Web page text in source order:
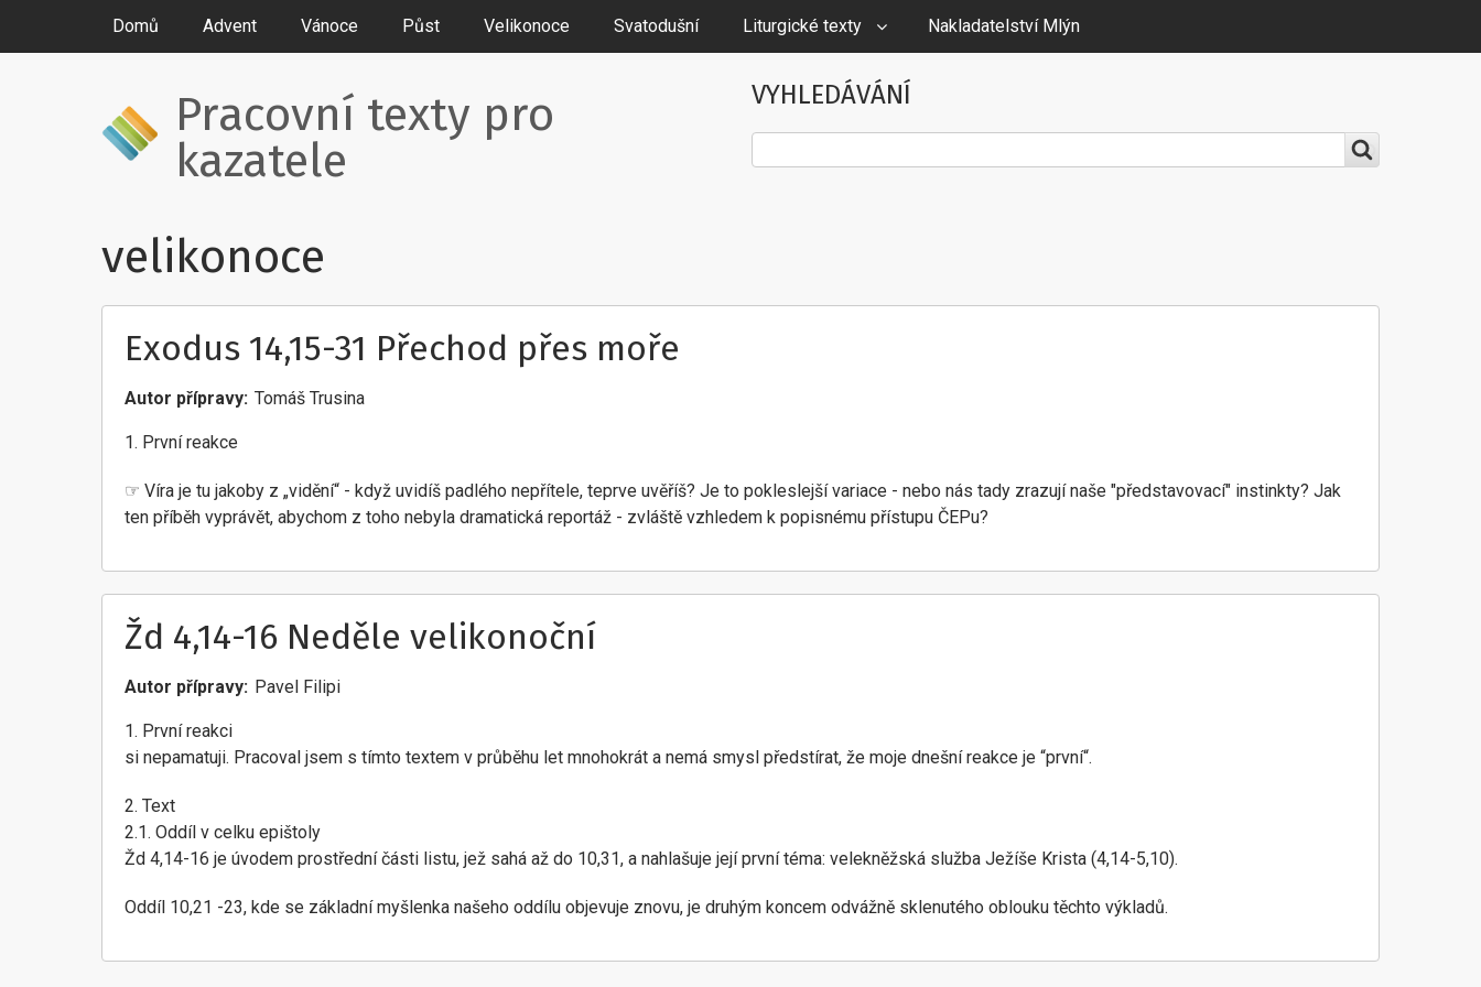
Domů Advent Vánoce Půst Velikonoce Svatodušní Liturgické texty Nakladatelství Mlýn
Pracovní texty pro
kazatele
VYHLEDÁVÁNÍ
velikonoce
Exodus 14,15-31 Přechod přes moře
Autor přípravy Tomáš Trusina
1. První reakce
☞ Víra je tu jakoby z „vidění“ - když uvidíš padlého nepřítele, teprve uvěříš? Je to pokleslejší variace - nebo nás tady zrazují naše "představovací" instinkty? Jak
ten příběh vyprávět, abychom z toho nebyla dramatická reportáž - zvláště vzhledem k popisnému přístupu ČEPu?
Žd 4,14-16 Neděle velikonoční
Autor přípravy Pavel Filipi
1. První reakci
si nepamatuji. Pracoval jsem s tímto textem v průběhu let mnohokrát a nemá smysl předstírat, že moje dnešní reakce je “první“.
2. Text
2.1. Oddíl v celku epištoly
Žd 4,14-16 je úvodem prostřední části listu, jež sahá až do 10,31, a nahlašuje její první téma: velekněžská služba Ježíše Krista (4,14-5,10).
Oddíl 10,21 -23, kde se základní myšlenka našeho oddílu objevuje znovu, je druhým koncem odvážně sklenutého oblouku těchto výkladů.